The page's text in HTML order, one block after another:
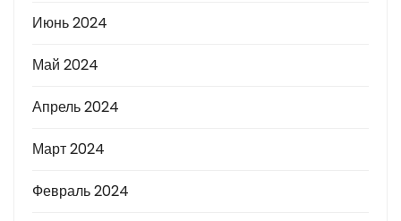
Июнь 2024
Май 2024
Апрель 2024
Март 2024
Февраль 2024